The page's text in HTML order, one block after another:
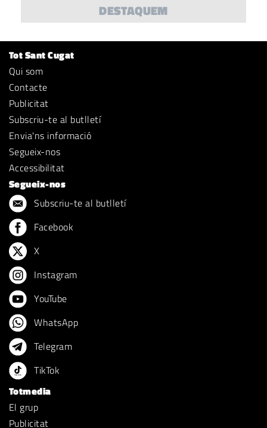
DESTAQUEM
Tot Sant Cugat
Qui som
Contacte
Publicitat
Subscriu-te al butlletí
Envia'ns informació
Segueix-nos
Accessibilitat
Segueix-nos
Subscriu-te al butlletí
Facebook
X
Instagram
YouTube
WhatsApp
Telegram
TikTok
Totmedia
El grup
Publicitat